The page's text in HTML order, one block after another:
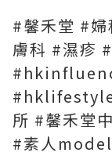
#馨禾堂 #
膚科 #濕疹
所 #馨禾堂
#素人model